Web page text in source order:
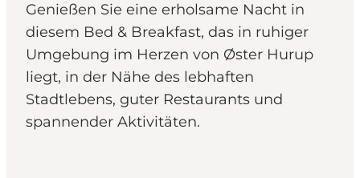
Genießen Sie eine erholsame Nacht in
diesem Bed & Breakfast, das in ruhiger
Umgebung im Herzen von Øster Hurup
liegt, in der Nähe des lebhaften
Stadtlebens, guter Restaurants und
spannender Aktivitäten.